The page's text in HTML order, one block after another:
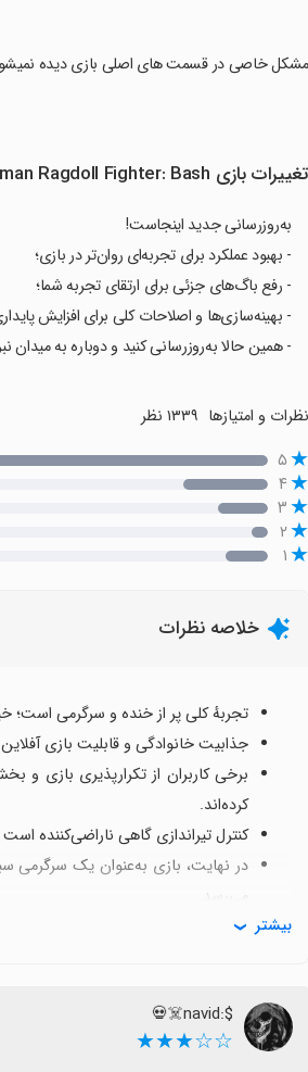
مشکل خاصی در قسمت های اصلی بازی دیده نمیشود و
تغییرات بازی Stickman Ragdoll Fighter: Bash در نسخه جدید
به‌روزرسانی جدید اینجاست!
- بهبود عملکرد برای تجربه‌ای روان‌تر در بازی؛
- رفع باگ‌های جزئی برای ارتقای تجربه شما؛
- بهینه‌سازی‌ها و اصلاحات کلی برای افزایش
- همین حالا به‌روزرسانی کنید و دوباره به میدان
نظرات و امتیازها
۵
۴
۳
۲
۱
خلاصه نظرات
تجربهٔ کلی پر از خنده و سرگرمی
جذابیت خانوادگی و قابلیت بازی
برخی کاربران از تکرارپذیری بازی
کرده‌اند.
کنترل تیراندازی گاهی ناراضی‌کننده
در نهایت، بازی به‌عنوان یک سرگرمی
بیشتر
$:navid☠️💀
☆☆★★★